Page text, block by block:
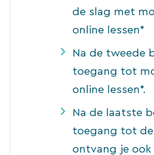
de slag met
online lessen*
Na de tweede
toegang tot
online lessen*.
Na de laatste
toegang tot de
ontvang je ook